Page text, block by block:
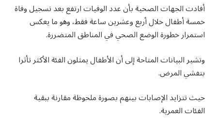
أفادت الجهات الصحية بأن عدد الوفيات ارتفع بعد تسجيل وفاة
خمسة أطفال خلال أربع وعشرين ساعة فقط، وهو ما يعكس
استمرار خطورة الوضع الصحي في المناطق المتضررة.
وتشير البيانات المتاحة إلى أن الأطفال يمثلون الفئة الأكثر تأثرا
بتفشي المرض.
حيث تتزايد الإصابات بينهم بصورة ملحوظة مقارنة ببقية
الفئات العمرية.